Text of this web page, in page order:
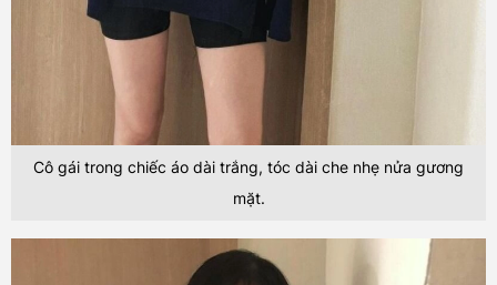
Cô gái trong chiếc áo dài trắng, tóc dài che nhẹ nửa gương
mặt.